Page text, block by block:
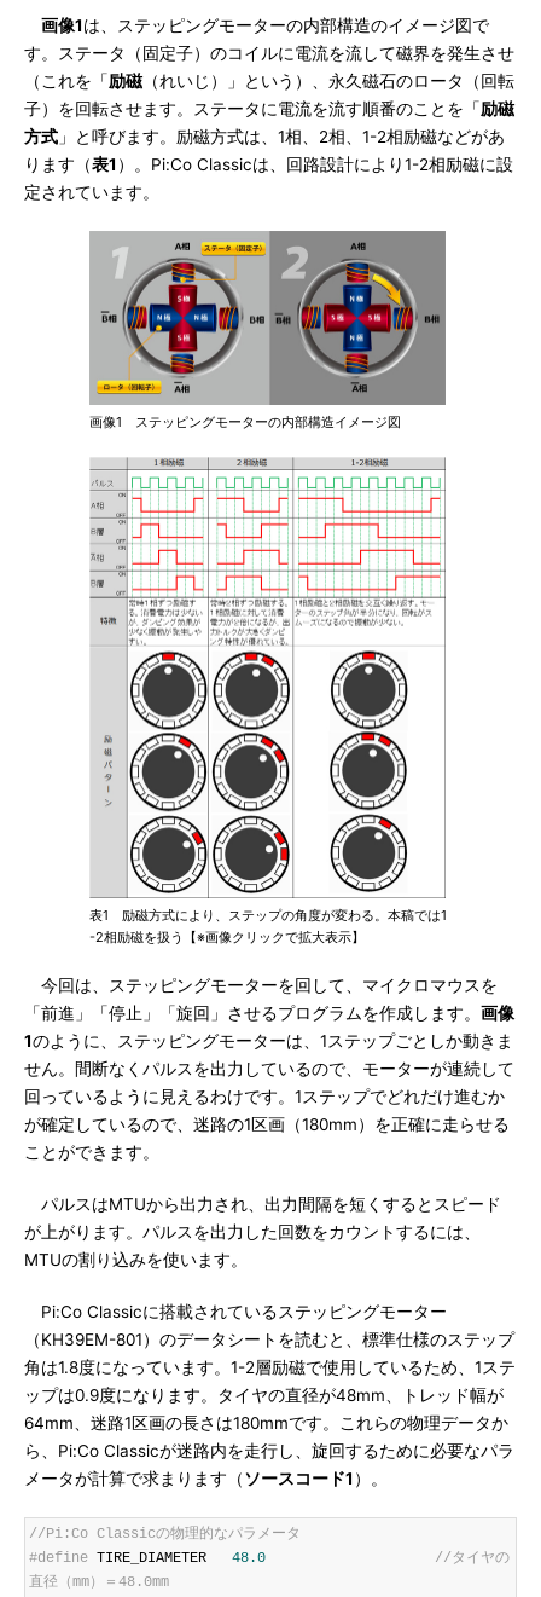
画像1は、ステッピングモーターの内部構造のイメージ図で
す。ステータ（固定子）のコイルに電流を流して磁界を発生させ
（これを「励磁（れいじ）」という）、永久磁石のロータ（回転
子）を回転させます。ステータに電流を流す順番のことを「励磁
方式 」と呼びます。励磁方式は、1相、2相、1-2相励磁などがあ
ります（表1 ）。Pi:Co Classicは、回路設計により1-2相励磁に設
定されています。
画像1 ステッピングモーターの内部構造イメージ図
表1 励磁方式により、ステップの角度が変わる。本稿では1
-2相励磁を扱う【※画像クリックで拡大表示】
今回は、ステッピングモーターを回して、マイクロマウスを
「前進」「停止」「旋回」させるプログラムを作成します。 画像
1のように、ステッピングモーターは、1ステップごとしか動きま
せん。間断なくパルスを出力しているので、モーターが連続して
回っているように見えるわけです。1ステップでどれだけ進むか
が確定しているので、迷路の1区画（180mm）を正確に走らせる
ことができます。
パルスはMTUから出力され、出力間隔を短くするとスピード
が上がります。パルスを出力した回数をカウントするには、
MTUの割り込みを使います。
Pi:Co Classicに搭載されているステッピングモーター
（KH39EM-801）のデータシートを読むと、標準仕様のステップ
角は1.8度になっています。1-2層励磁で使用しているため、1ステ
ップは0.9度になります。タイヤの直径が48mm、トレッド幅が
64mm、迷路1区画の長さは180mmです。これらの物理データか
ら、Pi:Co Classicが迷路内を走行し、旋回するために必要なパラ
メータが計算で求まります（ソースコード1 ）。
//Pi:Co Classicの物理的なパラメータ
#define TIRE_DIAMETER 48.0
//タイヤの
直径（mm）＝48.0mm